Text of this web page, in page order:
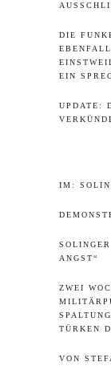
DIE
EIN
UPDATE:
IM:
ANGST“
ZWEI
TÜRKEN
VON